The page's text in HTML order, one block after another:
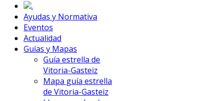
.
Ayudas y Normativa
Eventos
Actualidad
Guías y Mapas
Guía estrella de
Vitoria-Gasteiz
Mapa guía estrella
de Vitoria-Gasteiz